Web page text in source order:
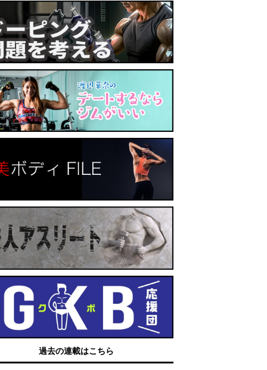
過去の連載はこちら